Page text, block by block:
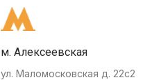
м. Алексеевская
ул. Маломосковская д. 22с2